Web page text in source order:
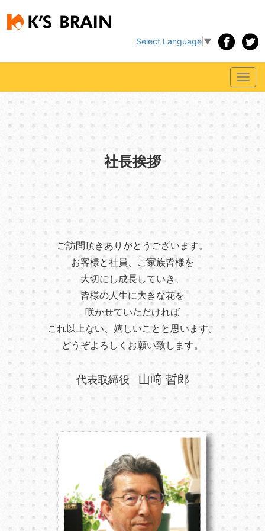
Select Language ▼
社長挨拶
ご訪問頂きありがとうございます。
お客様と社員、ご家族皆様を
大切にし成長していき、
皆様の人生に大きな花を
咲かせていただければ
これ以上ない、嬉しいことと思います。
どうぞよろしくお願い致します。
代表取締役 山﨑 哲郎